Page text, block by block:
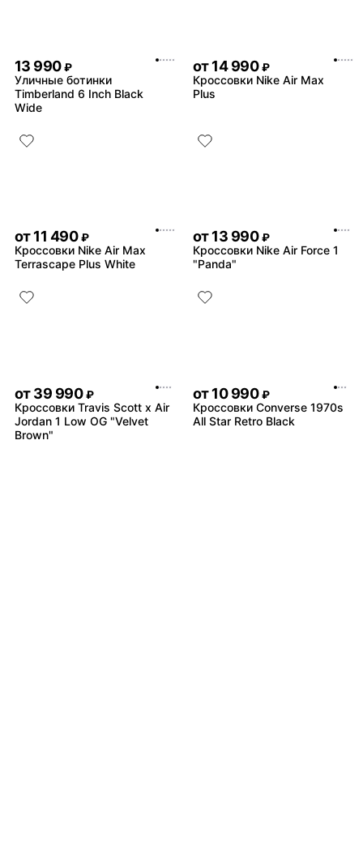
13 990 ₽
Уличные ботинки
Timberland 6 Inch Black
Wide
от14 990 ₽
Кроссовки Nike Air Max
Plus
от11 490 ₽
Кроссовки Nike Air Max
Terrascape Plus White
от13 990 ₽
Кроссовки Nike Air Force 1
"Panda"
от39 990 ₽
Кроссовки Travis Scott x Air
Jordan 1 Low OG "Velvet
Brown"
от10 990 ₽
Кроссовки Converse 1970s
All Star Retro Black